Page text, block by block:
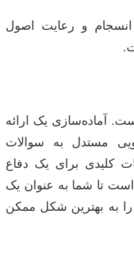
و رعایت اصول
آماده‌سازی یک ارائه
مستدل به سوالات
کلیدی برای یک دفاع
تا شما به عنوان یک
به بهترین شکل ممکن